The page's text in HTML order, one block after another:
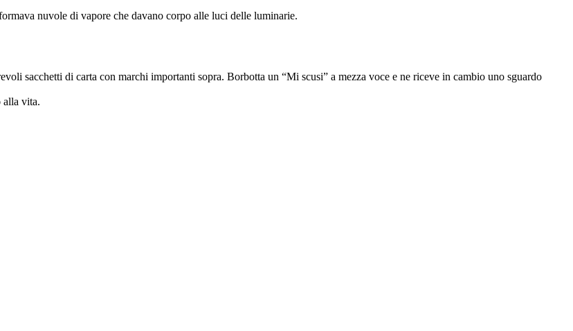
nuvole di vapore che davano corpo alle luci delle luminarie.
sacchetti di carta con marchi importanti sopra. Borbotta un “Mi scusi” a mezza voce e ne riceve in cambio uno sguardo
alla vita.